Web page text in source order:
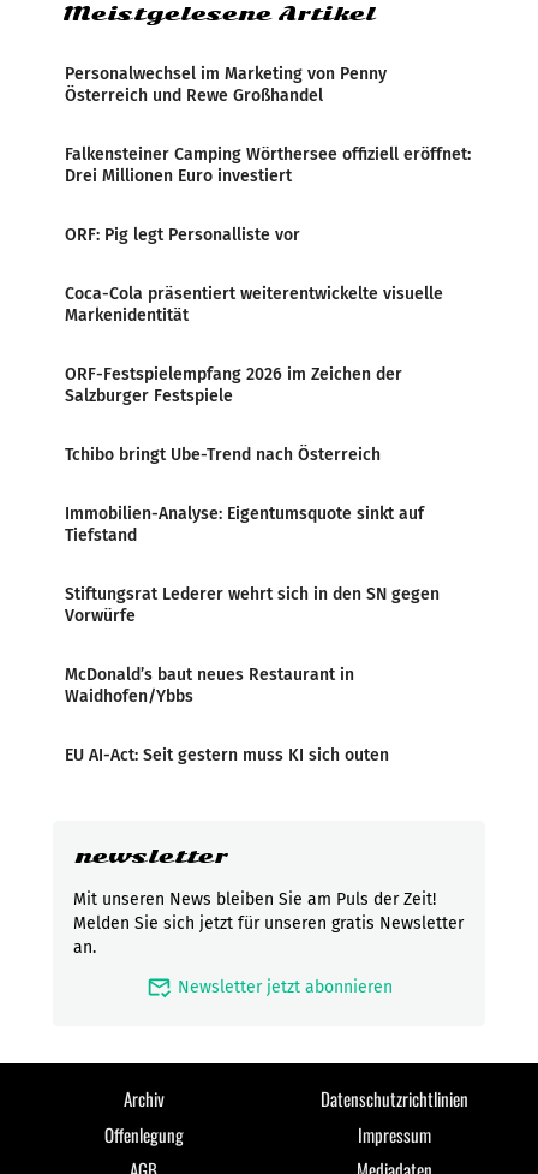
Meistgelesene Artikel
Personalwechsel im Marketing von Penny
Österreich und Rewe Großhandel
Falkensteiner Camping Wörthersee offiziell eröffnet:
Drei Millionen Euro investiert
ORF: Pig legt Personalliste vor
Coca-Cola präsentiert weiterentwickelte visuelle
Markenidentität
ORF-Festspielempfang 2026 im Zeichen der
Salzburger Festspiele
Tchibo bringt Ube-Trend nach Österreich
Immobilien-Analyse: Eigentumsquote sinkt auf
Tiefstand
Stiftungsrat Lederer wehrt sich in den SN gegen
Vorwürfe
McDonald’s baut neues Restaurant in
Waidhofen/Ybbs
EU AI-Act: Seit gestern muss KI sich outen
newsletter
Mit unseren News bleiben Sie am Puls der Zeit!
Melden Sie sich jetzt für unseren gratis Newsletter
an.
mark_email_read Newsletter jetzt abonnieren
Archiv
Datenschutzrichtlinien
Offenlegung
Impressum